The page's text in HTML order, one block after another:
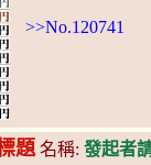
>>No.120741
題 名稱: 發起者